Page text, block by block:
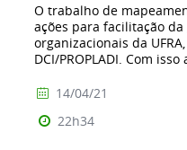
O trabalho de
ações para facilitação
organizacionais da
DCI/PROPLADI. Com isso
14/04/21
22h34